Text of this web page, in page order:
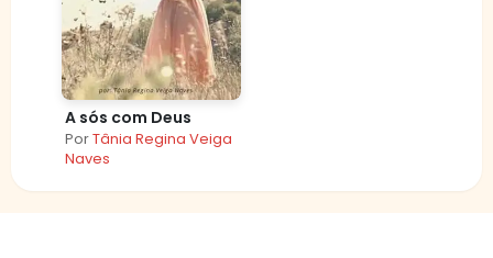
A sós com Deus
PorTânia Regina Veiga
Naves